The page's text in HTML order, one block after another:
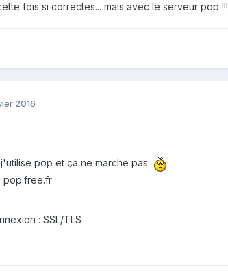
fois si correctes... mais avec le serveur pop !!!
2016
pop et ça ne marche pas
pop.free.fr
: SSL/TLS